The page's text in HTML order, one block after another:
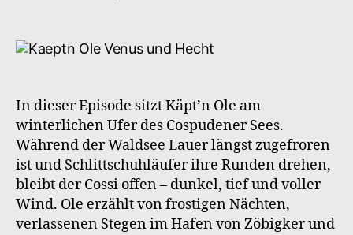
–
Winter
am
Cossi
In dieser Episode sitzt Käpt’n Ole am
winterlichen Ufer des Cospudener Sees.
Während der Waldsee Lauer längst zugefroren
ist und Schlittschuhläufer ihre Runden drehen,
bleibt der Cossi offen – dunkel, tief und voller
Wind. Ole erzählt von frostigen Nächten,
verlassenen Stegen im Hafen von Zöbigker und